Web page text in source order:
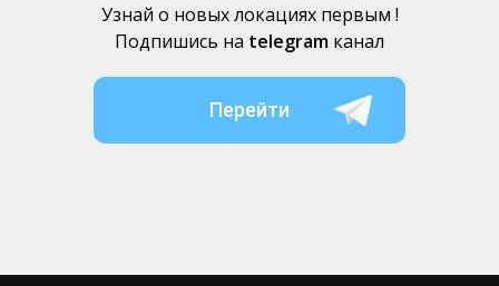
Перейти
Узнай о новых локациях первым !
Подпишись на telegram канал